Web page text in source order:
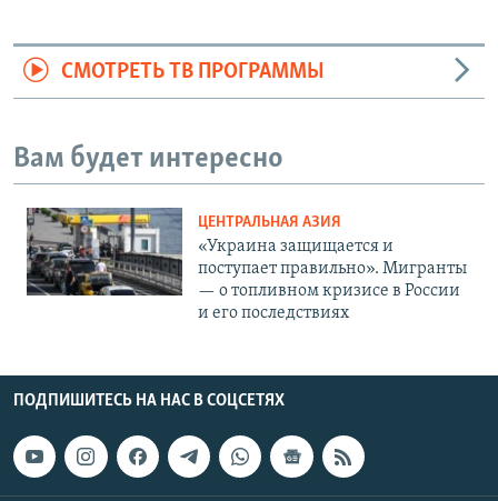
СМОТРЕТЬ ТВ ПРОГРАММЫ
Вам будет интересно
ЦЕНТРАЛЬНАЯ АЗИЯ
«Украина защищается и
поступает правильно». Мигранты
— о топливном кризисе в России
и его последствиях
ПОДПИШИТЕСЬ НА НАС В СОЦСЕТЯХ